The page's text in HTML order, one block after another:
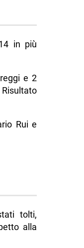
in più
e 2
Rui e
tolti,
alla